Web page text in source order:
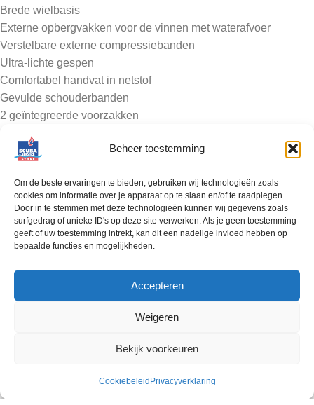
Beheer toestemming
Om de beste ervaringen te bieden, gebruiken wij technologieën zoals
cookies om informatie over je apparaat op te slaan en/of te raadplegen.
Door in te stemmen met deze technologieën kunnen wij gegevens zoals
surfgedrag of unieke ID's op deze site verwerken. Als je geen toestemming
geeft of uw toestemming intrekt, kan dit een nadelige invloed hebben op
bepaalde functies en mogelijkheden.
Accepteren
Weigeren
Bekijk voorkeuren
Cookiebeleid Privacyverklaring
Brede wielbasis
Externe opbergvakken voor de vinnen met waterafvoer
Verstelbare externe compressiebanden
Ultra-lichte gespen
Comfortabel handvat in netstof
Gevulde schouderbanden
2 geïntegreerde voorzakken
Lichtgewicht
Compact
A.T.O – Air Travel Optimized
De keuze van extreem lichtgewicht en elastisch materiaal,
naast de algemene aandacht voor details, maken deze
producten ideaal voor de reizende duiker.
Alle Mares tassen zijn voorzien van stevige en slijtvaste
wielconstructies en vastgezet met rvs schroeven.
Ergonomisch ontworpen schouderbanden zijn standaard
meegeleverd en zijn opgeborgen in een apart vak.